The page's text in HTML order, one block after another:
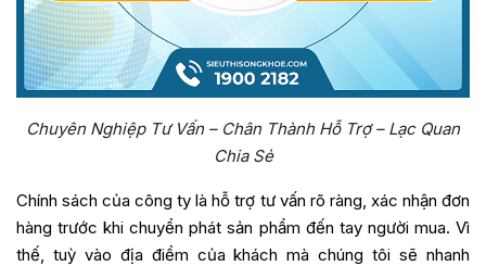
Chuyên Nghiệp Tư Vấn – Chân Thành Hỗ Trợ – Lạc Quan
Chia Sẻ
Chính sách của công ty là hỗ trợ tư vấn rõ ràng, xác nhận đơn
hàng trước khi chuyển phát sản phẩm đến tay người mua. Vì
thế, tuỳ vào địa điểm của khách mà chúng tôi sẽ nhanh